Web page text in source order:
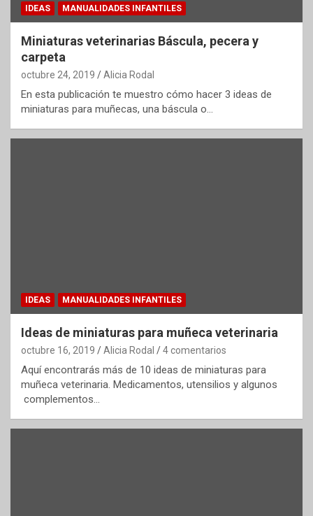
IDEAS MANUALIDADES INFANTILES
Miniaturas veterinarias Báscula, pecera y
carpeta
octubre 24, 2019 Alicia Rodal
En esta publicación te muestro cómo hacer 3 ideas de
miniaturas para muñecas, una báscula o…
IDEAS MANUALIDADES INFANTILES
Ideas de miniaturas para muñeca veterinaria
octubre 16, 2019 Alicia Rodal 4 comentarios
Aquí encontrarás más de 10 ideas de miniaturas para
muñeca veterinaria. Medicamentos, utensilios y algunos
complementos…